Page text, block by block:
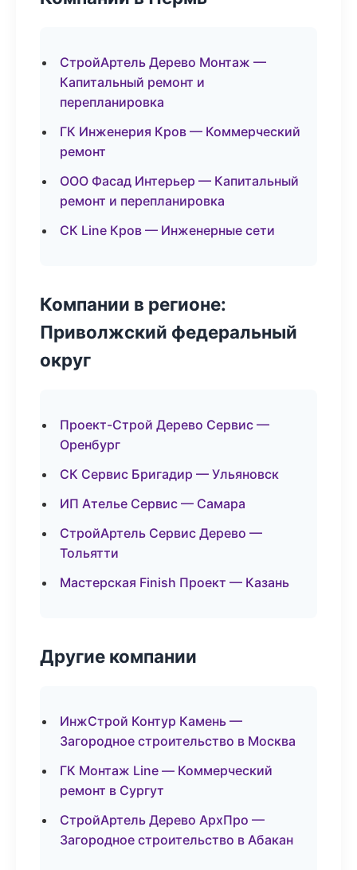
СтройАртель Дерево Монтаж —
Капитальный ремонт и
перепланировка
ГК Инженерия Кров — Коммерческий
ремонт
ООО Фасад Интерьер — Капитальный
ремонт и перепланировка
СК Line Кров — Инженерные сети
Компании в регионе:
Приволжский федеральный
округ
Проект-Строй Дерево Сервис —
Оренбург
СК Сервис Бригадир — Ульяновск
ИП Ателье Сервис — Самара
СтройАртель Сервис Дерево —
Тольятти
Мастерская Finish Проект — Казань
Другие компании
ИнжСтрой Контур Камень —
Загородное строительство в Москва
ГК Монтаж Line — Коммерческий
ремонт в Сургут
СтройАртель Дерево АрхПро —
Загородное строительство в Абакан